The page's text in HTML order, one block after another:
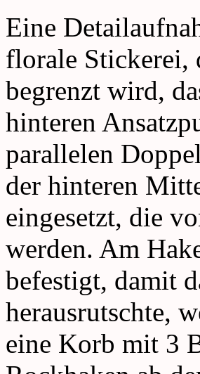
Eine
florale Stickerei,
begrenzt wird,
hinteren
parallelen
der hinteren
eingesetzt, die
werden. Am
befestigt, damit
herausrutschte,
eine Korb mit 3